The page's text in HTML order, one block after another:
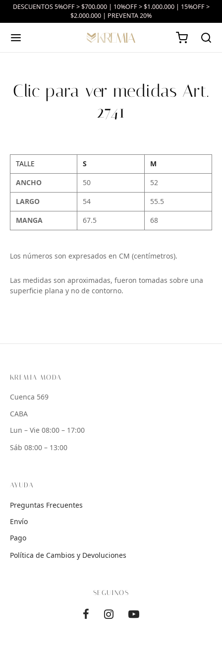
DESCUENTOS 5%OFF > $700.000 | 10%OFF > $1.000.000 | 15%OFF >
$2.000.000 | PREVENTA 20%
Clic para ver medidas Art.
2741
TALLE S
M
ANCHO
50
52
LARGO
54
55.5
MANGA
67.5 68
Los números son expresados en CM (centímetros).
Las medidas son aproximadas, fueron tomadas sobre una
superficie plana y no de contorno.
KREMIA MODA
Cuenca 569
CABA
Lun – Vie 08:00 – 17:00
Sáb 08:00 – 13:00
AYUDA
Preguntas Frecuentes
Envío
Pago
Política de Cambios y Devoluciones
SEGUINOS